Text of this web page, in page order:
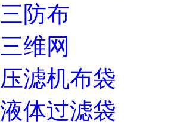
三防布
三维网
压滤机布袋
液体过滤袋